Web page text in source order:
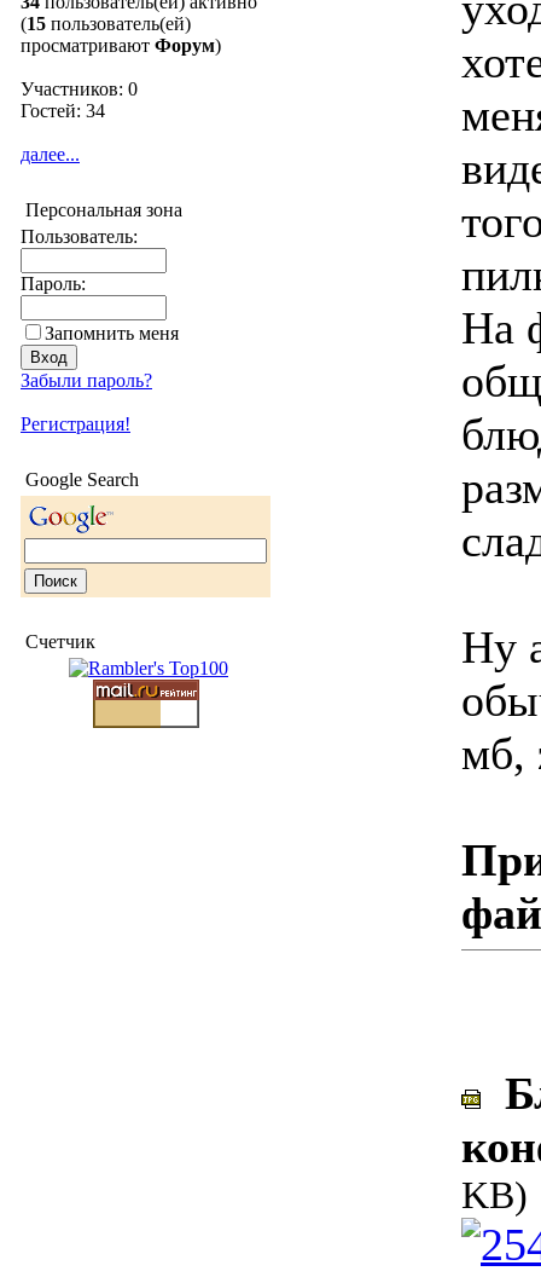
(15 пользователь(ей)
просматривают Форум)
Участников: 0
Гостей: 34
далее...
Персональная зона
Пользователь:
Пароль:
Запомнить меня
Забыли пароль?
Регистрация!
Google Search
Счетчик
На
Ну
мб,
KB)